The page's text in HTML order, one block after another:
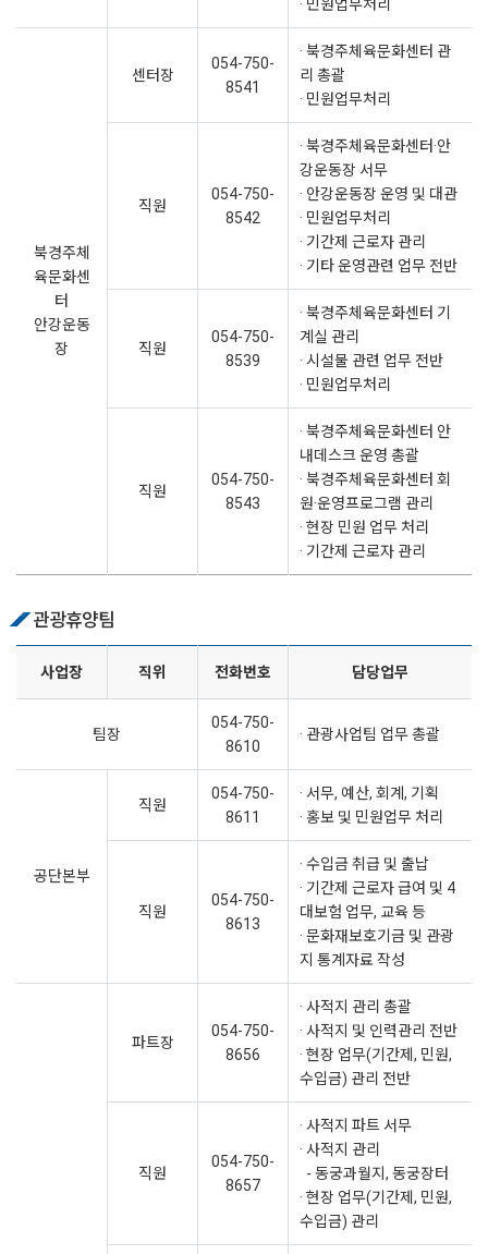
· 민원업무처리
북경주체
육문화센
터
안강운동
장
센터장
054-750-
8541
· 북경주체육문화센터 관
리 총괄
· 민원업무처리
직원
054-750-
8542
· 북경주체육문화센터·안
강운동장 서무
· 안강운동장 운영 및 대관
· 민원업무처리
· 기간제 근로자 관리
· 기타 운영관련 업무 전반
직원
054-750-
8539
· 북경주체육문화센터 기
계실 관리
· 시설물 관련 업무 전반
· 민원업무처리
직원
054-750-
8543
· 북경주체육문화센터 안
내데스크 운영 총괄
· 북경주체육문화센터 회
원·운영프로그램 관리
· 현장 민원 업무 처리
· 기간제 근로자 관리
관광휴양팀
사업장 직위 전화번호 담당업무
팀장
054-750-
8610
· 관광사업팀 업무 총괄
공단본부
직원
054-750-
8611
· 서무, 예산, 회계, 기획
· 홍보 및 민원업무 처리
직원
054-750-
8613
· 수입금 취급 및 출납
· 기간제 근로자 급여 및 4
대보험 업무, 교육 등
· 문화재보호기금 및 관광
지 통계자료 작성
파트장
054-750-
8656
· 사적지 관리 총괄
· 사적지 및 인력관리 전반
· 현장 업무(기간제, 민원,
수입금) 관리 전반
직원
054-750-
8657
· 사적지 파트 서무
· 사적지 관리
- 동궁과월지, 동궁장터
· 현장 업무(기간제, 민원,
수입금) 관리